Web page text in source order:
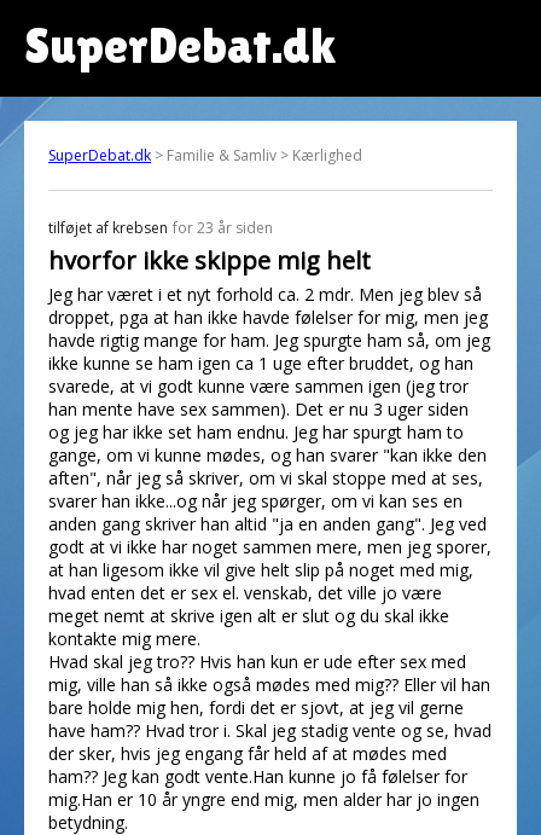
SuperDebat.dk
SuperDebat.dk > Familie & Samliv > Kærlighed
tilføjet af krebsen for 23 år siden
hvorfor ikke skippe mig helt
Jeg har været i et nyt forhold ca. 2 mdr. Men jeg blev så
droppet, pga at han ikke havde følelser for mig, men jeg
havde rigtig mange for ham. Jeg spurgte ham så, om jeg
ikke kunne se ham igen ca 1 uge efter bruddet, og han
svarede, at vi godt kunne være sammen igen (jeg tror
han mente have sex sammen). Det er nu 3 uger siden
og jeg har ikke set ham endnu. Jeg har spurgt ham to
gange, om vi kunne mødes, og han svarer "kan ikke den
aften", når jeg så skriver, om vi skal stoppe med at ses,
svarer han ikke...og når jeg spørger, om vi kan ses en
anden gang skriver han altid "ja en anden gang". Jeg ved
godt at vi ikke har noget sammen mere, men jeg sporer,
at han ligesom ikke vil give helt slip på noget med mig,
hvad enten det er sex el. venskab, det ville jo være
meget nemt at skrive igen alt er slut og du skal ikke
kontakte mig mere.
Hvad skal jeg tro?? Hvis han kun er ude efter sex med
mig, ville han så ikke også mødes med mig?? Eller vil han
bare holde mig hen, fordi det er sjovt, at jeg vil gerne
have ham?? Hvad tror i. Skal jeg stadig vente og se, hvad
der sker, hvis jeg engang får held af at mødes med
ham?? Jeg kan godt vente.Han kunne jo få følelser for
mig.Han er 10 år yngre end mig, men alder har jo ingen
betydning.